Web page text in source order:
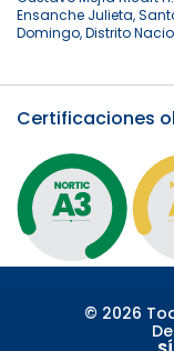
Ensanche Julieta,
Domingo, Distrito
Certificaciones
© 2026